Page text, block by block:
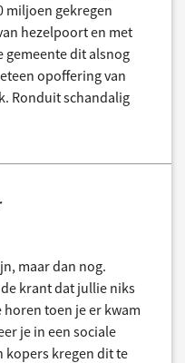
miljoen gekregen
hezelpoort en met
dit alsnog
opoffering van
Ronduit schandalig
maar dan nog.
krant dat jullie niks
toen je er kwam
je in een sociale
kopers kregen dit te